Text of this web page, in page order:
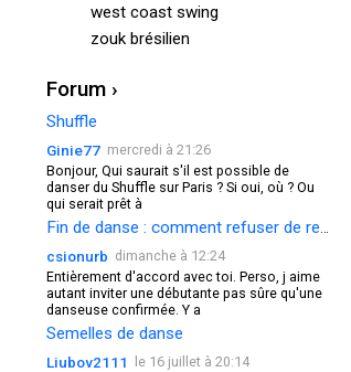
west coast swing
zouk brésilien
Forum ›
Shuffle
Ginie77 mercredi à 21:26
Bonjour, Qui saurait s'il est possible de
danser du Shuffle sur Paris ? Si oui, où ? Ou
qui serait prêt à
Fin de danse : comment refuser de redanser ?
csionurb dimanche à 12:24
Entièrement d'accord avec toi. Perso, j aime
autant inviter une débutante pas sûre qu'une
danseuse confirmée. Y a
Semelles de danse
Liubov2111
le 16 juillet à 20:14